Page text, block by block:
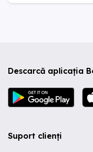
Descarcă aplicația
Suport clienți